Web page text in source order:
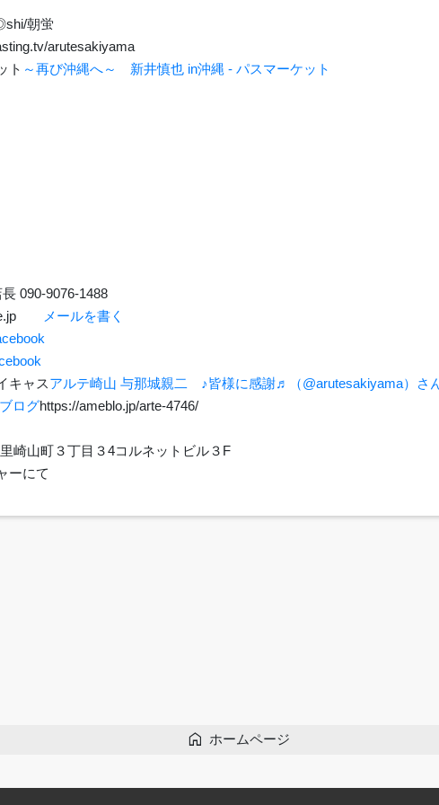
朝蛍
arutesakiyama
ト ～再び沖縄へ～ 新井慎也 in沖縄 - パスマーケット
090-9076-1488
メールを書く
キャスアルテ崎山 与那城親二 ♪皆様に感謝♬（@arutesakiyama）さ
ログhttps://ameblo.jp/arte-4746/
崎山町３丁目３4コルネットビル３F
ーにて
home ホームページ